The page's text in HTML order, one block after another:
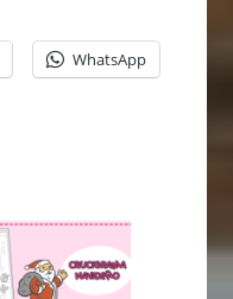
WhatsApp